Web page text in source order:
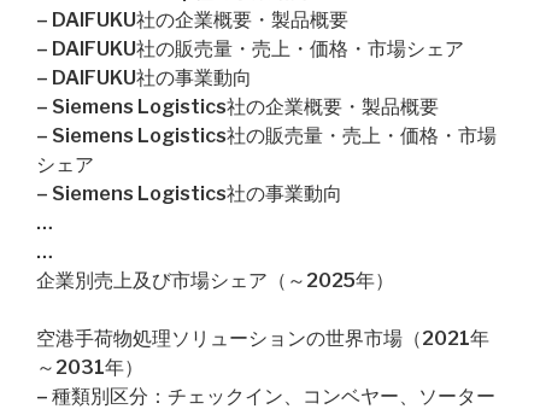
– DAIFUKU社の企業概要・製品概要
– DAIFUKU社の販売量・売上・価格・市場シェア
– DAIFUKU社の事業動向
– Siemens Logistics社の企業概要・製品概要
– Siemens Logistics社の販売量・売上・価格・市場
シェア
– Siemens Logistics社の事業動向
…
…
企業別売上及び市場シェア（～2025年）
空港手荷物処理ソリューションの世界市場（2021年
～2031年）
– 種類別区分：チェックイン、コンベヤー、ソーター